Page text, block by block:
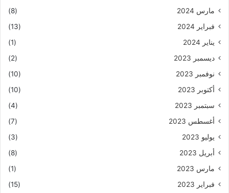
مارس 2024
(8)
فبراير 2024
(13)
يناير 2024
(1)
ديسمبر 2023
(2)
نوفمبر 2023
(10)
أكتوبر 2023
(10)
سبتمبر 2023
(4)
أغسطس 2023
(7)
يوليو 2023
(3)
أبريل 2023
(8)
مارس 2023
(1)
فبراير 2023
(15)